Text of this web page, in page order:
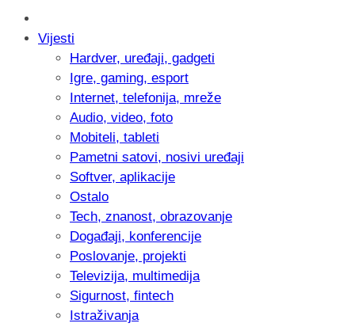
Vijesti
Hardver, uređaji, gadgeti
Igre, gaming, esport
Internet, telefonija, mreže
Audio, video, foto
Mobiteli, tableti
Pametni satovi, nosivi uređaji
Softver, aplikacije
Ostalo
Tech, znanost, obrazovanje
Događaji, konferencije
Poslovanje, projekti
Televizija, multimedija
Sigurnost, fintech
Istraživanja